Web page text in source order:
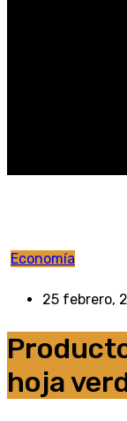
Economía
25 febrero,
hoja